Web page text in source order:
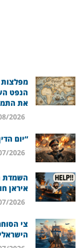
מפלצות
הנפט
את
“יום
השמדת
איראן
צי